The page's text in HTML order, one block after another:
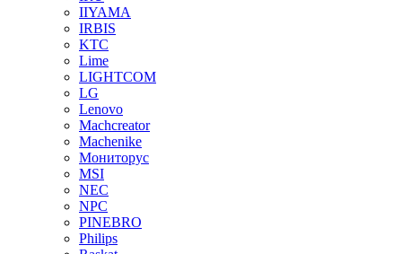
IIYAMA
IRBIS
KTC
Lime
LIGHTCOM
LG
Lenovo
Machcreator
Machenike
Мониторус
MSI
NEC
NPC
PINEBRO
Philips